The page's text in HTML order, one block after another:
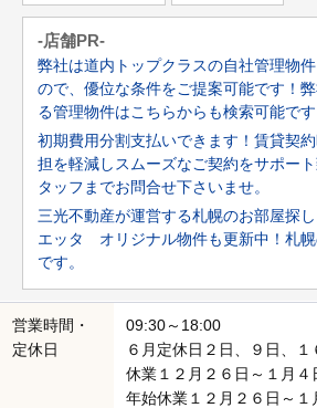
-店舗PR-
弊社は道内トップクラスの自社管理物
ので、優位な条件をご提案可能です！
る管理物件はこちらからも検索可能です
初期費用分割支払いできます！賃貸契
担を軽減しスムーズなご契約をサポー
タッフまでお問合せ下さいませ。
三光不動産が運営する札幌のお部屋探
エッタ オリジナル物件も更新中！札
です。
営業時間・
定休日
09:30～18:00
６月定休日２日、９日、
休業１２月２６日～１月
年始休業１２月２６日～１